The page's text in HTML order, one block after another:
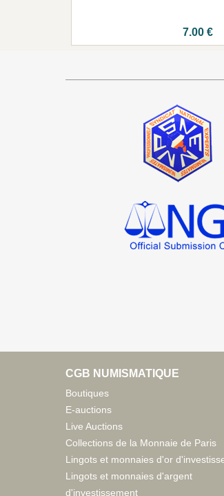
7.00 €
CGB NUMISMATIQUE
Boutiques
E-auctions
Live Auctions
Collections de la Monnaie de Paris
Lingots et monnaies d'or
Lingots et monnaies d'argent
d'investissement